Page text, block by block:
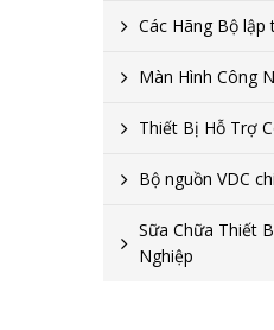
Các Hãng Bộ lập
Màn Hình Công
Thiết Bị Hỗ Trợ
Bộ nguồn VDC
Sữa Chữa Thiết
Nghiệp